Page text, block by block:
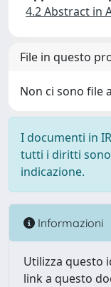
4.2 Abstract in
File in questo
Non ci sono file
I documenti in
tutti i diritti
indicazione.
Informazioni
Utilizza questo
link a questo